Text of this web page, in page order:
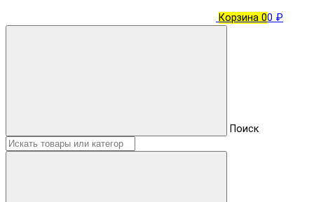
Корзина 00 ₽
Поиск